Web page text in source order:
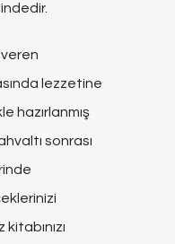
lezzetine
hazırlanmış
sonrası